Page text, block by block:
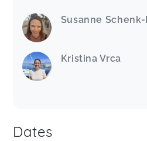
Susanne
Kristina Vrca
Dates